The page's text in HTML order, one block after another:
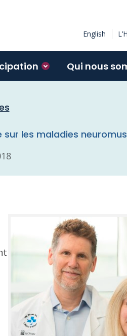
English
Qui nous
les maladies